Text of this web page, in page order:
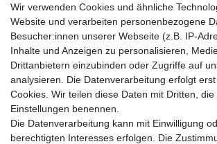
30 Tage Rückgaberecht
Versandfrei ab 75 € in
Top Marken
Eduplay
Folia Bringmann
Shop
Wir verwenden Cookies und ähnliche
Website und verarbeiten personenbezogene
Besucher:innen unserer Webseite (z.B. IP-
Inhalte und Anzeigen zu personalisieren,
Drittanbietern einzubinden oder Zugriffe auf
analysieren. Die Datenverarbeitung erfolgt
Cookies. Wir teilen diese Daten mit Dritten, die
Einstellungen benennen.
Die Datenverarbeitung kann mit Einwilligung
berechtigten Interesses erfolgen. Die